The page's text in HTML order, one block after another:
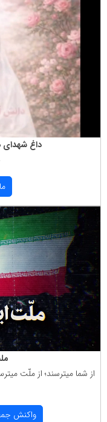
داغ شهدای
از شما میترسند؛ از ملّت
واكنش